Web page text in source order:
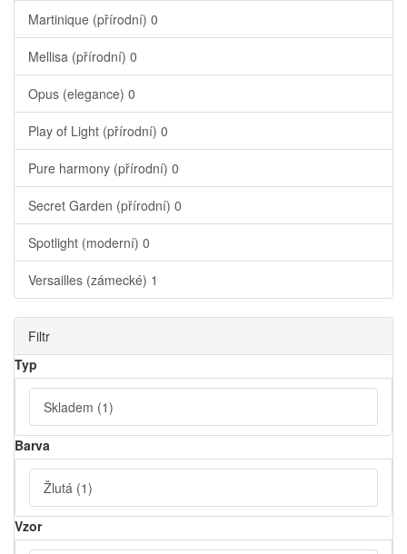
Martinique (přírodní) 0
Mellisa (přírodní) 0
Opus (elegance) 0
Play of Light (přírodní) 0
Pure harmony (přírodní) 0
Secret Garden (přírodní) 0
Spotlight (moderní) 0
Versailles (zámecké) 1
Filtr
Typ
Skladem (1)
Barva
Žlutá (1)
Vzor